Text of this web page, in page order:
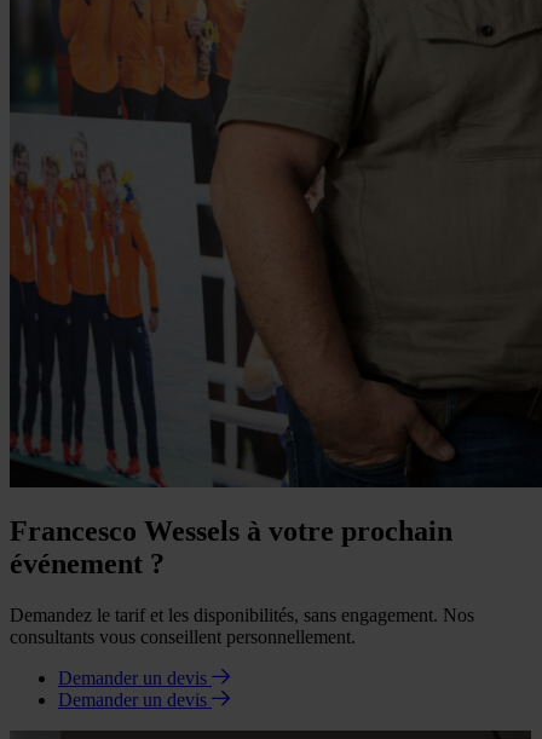
Francesco Wessels à votre prochain
événement ?
Demandez le tarif et les disponibilités, sans engagement. Nos
consultants vous conseillent personnellement.
Demander un devis
Demander un devis